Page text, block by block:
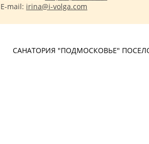
E-mail: irina@i-volga.com
САНАТОРИЯ "ПОДМОСКОВЬЕ"